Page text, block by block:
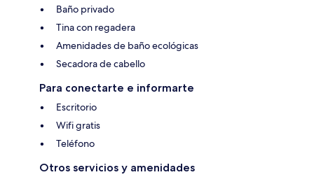
Baño privado
Tina con regadera
Amenidades de baño ecológicas
Secadora de cabello
Para conectarte e informarte
Escritorio
Wifi gratis
Teléfono
Otros servicios y amenidades